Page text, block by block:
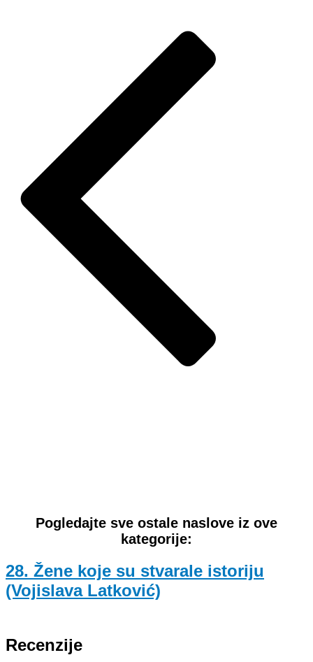
Pogledajte sve ostale naslove iz ove
kategorije:
28. Žene koje su stvarale istoriju
(Vojislava Latković)
Recenzije